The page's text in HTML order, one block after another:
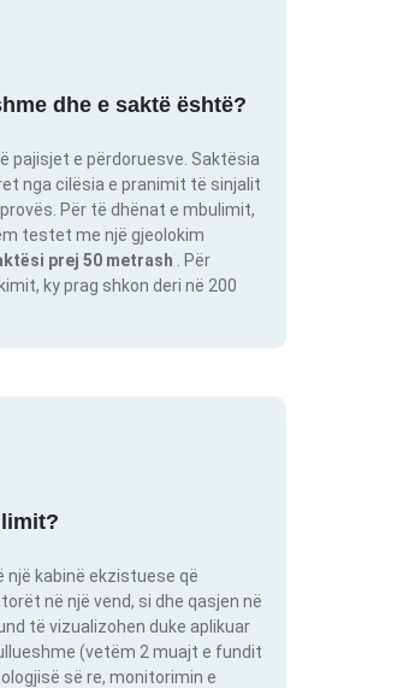
dhe e saktë është?
pajisjet e përdoruesve. Saktësia
nga cilësia e pranimit të sinjalit
provës. Për të dhënat e mbulimit,
testet me një gjeolokim
prej 50 metrash
. Për
ky prag shkon deri në 200
një kabinë ekzistuese që
në një vend, si dhe qasjen në
të vizualizohen duke aplikuar
(vetëm 2 muajt e fundit
së re, monitorimin e